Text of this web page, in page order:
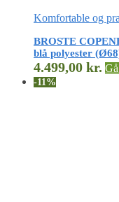
Komfortable og
BROSTE
blå polyester
4.499,00 kr.
-11%